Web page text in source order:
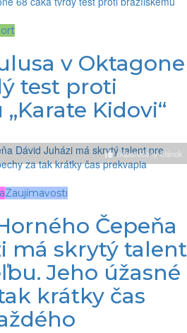
v Oktagone
test proti
Kidovi“
odporúčaný článok
Zaujímavosti
Čepeňa
má skrytý talent
Jeho úžasné
krátky čas